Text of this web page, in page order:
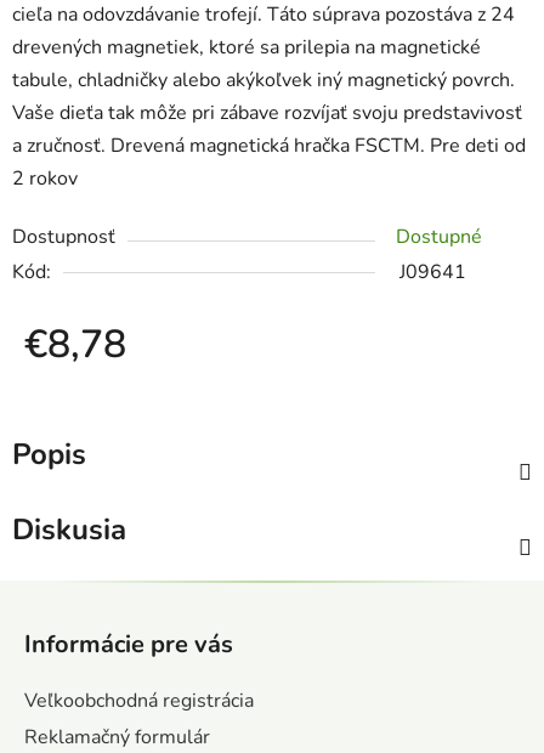
cieľa na odovzdávanie trofejí. Táto súprava pozostáva z 24
drevených magnetiek, ktoré sa prilepia na magnetické
tabule, chladničky alebo akýkoľvek iný magnetický povrch.
Vaše dieťa tak môže pri zábave rozvíjať svoju predstavivosť
a zručnosť. Drevená magnetická hračka FSCTM. Pre deti od
2 rokov
Dostupnosť
Dostupné
Kód:
J09641
€8,78
Popis
Diskusia
Informácie pre vás
Veľkoobchodná registrácia
Reklamačný formulár